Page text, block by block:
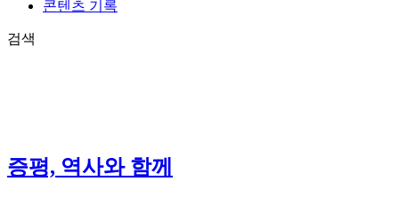
콘텐츠 기록
검색
증평, 역사와 함께